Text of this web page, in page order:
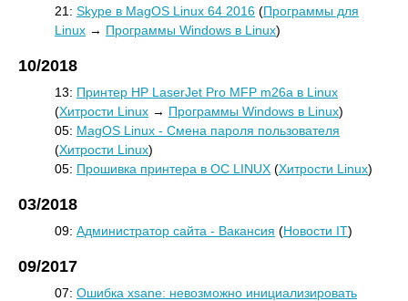
21: Skype в MagOS Linux 64 2016 (Программы для
Linux → Программы Windows в Linux)
10/2018
13: Принтер HP LaserJet Pro MFP m26a в Linux
(Хитрости Linux → Программы Windows в Linux)
05: MagOS Linux - Смена пароля пользователя
(Хитрости Linux)
05: Прошивка принтера в ОС LINUX (Хитрости Linux)
03/2018
09: Администратор сайта - Вакансия (Новости IT)
09/2017
07: Ошибка xsane: невозможно инициализировать